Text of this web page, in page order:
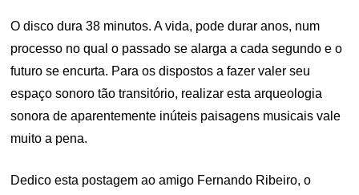
O disco dura 38 minutos. A vida, pode durar anos, num
processo no qual o passado se alarga a cada segundo e o
futuro se encurta. Para os dispostos a fazer valer seu
espaço sonoro tão transitório, realizar esta arqueologia
sonora de aparentemente inúteis paisagens musicais vale
muito a pena.
Dedico esta postagem ao amigo Fernando Ribeiro, o